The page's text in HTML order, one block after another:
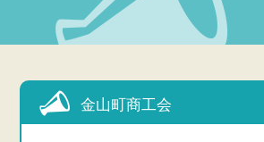
金山町商工会